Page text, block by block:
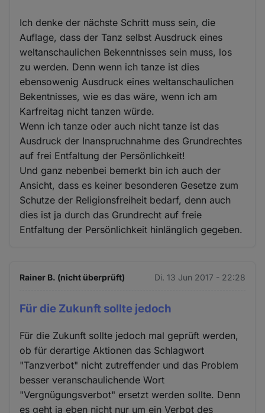
Ich denke der nächste Schritt muss sein, die
Auflage, dass der Tanz selbst Ausdruck eines
weltanschaulichen Bekenntnisses sein muss, los
zu werden. Denn wenn ich tanze ist dies
ebensowenig Ausdruck eines weltanschaulichen
Bekentnisses, wie es das wäre, wenn ich am
Karfreitag nicht tanzen würde.
Wenn ich tanze oder auch nicht tanze ist das
Ausdruck der Inanspruchnahme des Grundrechtes
auf frei Entfaltung der Persönlichkeit!
Und ganz nebenbei bemerkt bin ich auch der
Ansicht, dass es keiner besonderen Gesetze zum
Schutze der Religionsfreiheit bedarf, denn auch
dies ist ja durch das Grundrecht auf freie
Entfaltung der Persönlichkeit hinlänglich gegeben.
Rainer B. (nicht überprüft) Di. 13 Jun 2017 - 22:28
Für die Zukunft sollte jedoch
Für die Zukunft sollte jedoch mal geprüft werden,
ob für derartige Aktionen das Schlagwort
"Tanzverbot" nicht zutreffender und das Problem
besser veranschaulichende Wort
"Vergnügungsverbot" ersetzt werden sollte. Denn
es geht ja eben nicht nur um ein Verbot des